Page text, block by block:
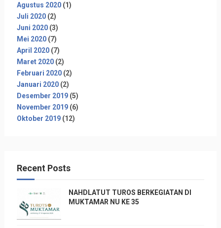
Agustus 2020(1)
Juli 2020(2)
Juni 2020(3)
Mei 2020(7)
April 2020(7)
Maret 2020(2)
Februari 2020(2)
Januari 2020(2)
Desember 2019(5)
November 2019(6)
Oktober 2019(12)
Recent Posts
NAHDLATUT TUROS BERKEGIATAN DI
MUKTAMAR NU KE 35